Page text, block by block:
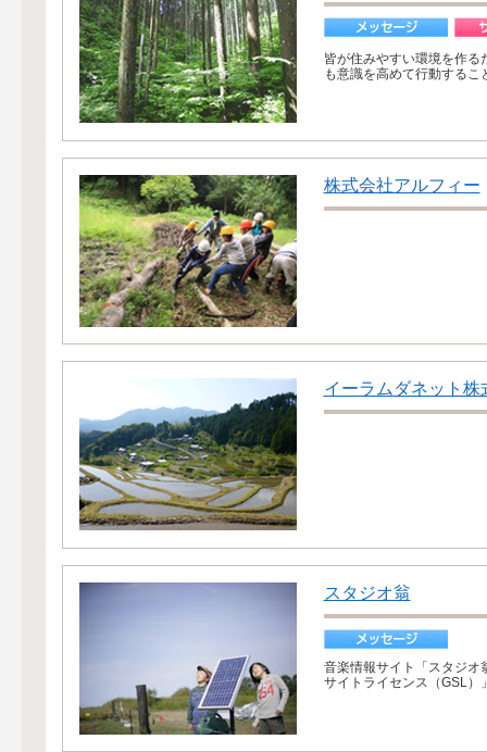
皆が住みやすい環境を作
も意識を高めて行動する
株式会社アルフィー
イーラムダネット株
スタジオ翁
音楽情報サイト「スタジオ
サイトライセンス（GSL）